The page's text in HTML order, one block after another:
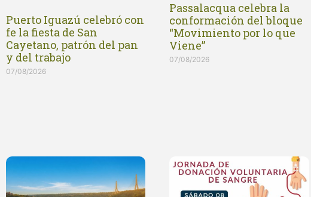
Puerto Iguazú celebró con
fe la fiesta de San
Cayetano, patrón del pan
y del trabajo
07/08/2026
Passalacqua celebra la
conformación del bloque
“Movimiento por lo que
Viene”
07/08/2026